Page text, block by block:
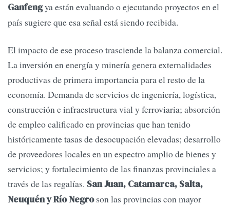
Ganfengya están evaluando o ejecutando proyectos en el
país sugiere que esa señal está siendo recibida.
El impacto de ese proceso trasciende la balanza comercial.
La inversión en energía y minería genera externalidades
productivas de primera importancia para el resto de la
economía. Demanda de servicios de ingeniería, logística,
construcción e infraestructura vial y ferroviaria; absorción
de empleo calificado en provincias que han tenido
históricamente tasas de desocupación elevadas; desarrollo
de proveedores locales en un espectro amplio de bienes y
servicios; y fortalecimiento de las finanzas provinciales a
través de las regalías. San Juan, Catamarca, Salta,
Neuquén y Río Negroson las provincias con mayor